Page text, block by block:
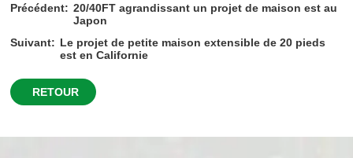
Précédent: 20/40FT agrandissant un projet de maison est au
Japon
Suivant: Le projet de petite maison extensible de 20 pieds
est en Californie
RETOUR